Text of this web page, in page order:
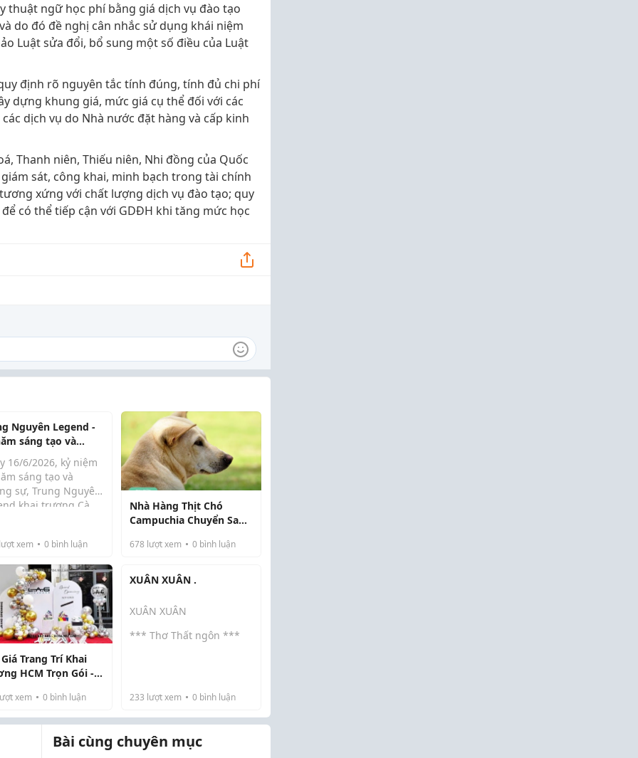
thuật ngữ học phí bằng giá dịch vụ đào tạo
do đó đề nghị cân nhắc sử dụng khái niệm
Luật sửa đổi, bổ sung một số điều của Luật
định rõ nguyên tắc tính đúng, tính đủ chi phí
dựng khung giá, mức giá cụ thể đối với các
dịch vụ do Nhà nước đặt hàng và cấp kinh
Thanh niên, Thiếu niên, Nhi đồng của Quốc
sát, công khai, minh bạch trong tài chính
xứng với chất lượng dịch vụ đào tạo; quy
có thể tiếp cận với GDĐH khi tăng mức học
Nguyên Legend -
sáng tạo và
sự bằng khát
lớn
16/6/2026, kỷ niệm
sáng tạo và
sự, Trung Nguyên
khai trương Cà
Nguyễn Huệ,
cùng nhiều hoạt
khác.
lượt xem 0 bình luận
Nhà Hàng Thịt Chó
Campuchia Chuyển Sang
678 lượt xem 0bình luận
Trang Trí Khai
HCM Trọn Gói -
Nghiệp
xem 0 bình luận
XUÂN XUÂN .
XUÂN XUÂN
*** Thơ Thất ngôn ***
Thắm nở đào kia thẹn đó
anh thèm
233 lượt xem 0bình luận
Bài cùng chuyên mục